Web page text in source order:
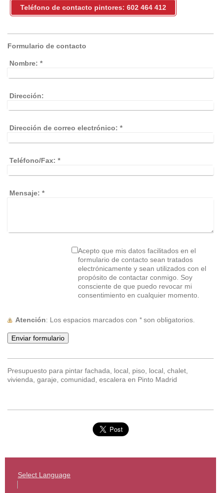
Teléfono de contacto pintores: 602 464 412
Formulario de contacto
Nombre: *
Dirección:
Dirección de correo electrónico: *
Teléfono/Fax: *
Mensaje: *
Acepto que mis datos facilitados en el
formulario de contacto sean tratados
electrónicamente y sean utilizados con el
propósito de contactar conmigo. Soy
consciente de que puedo revocar mi
consentimiento en cualquier momento.
Atención : Los espacios marcados con *son obligatorios.
Presupuesto para pintar fachada, local, piso, local, chalet,
vivienda, garaje, comunidad, escalera en Pinto Madrid
Select Language